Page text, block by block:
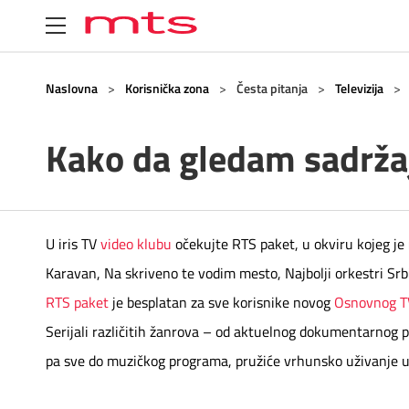
Ponuda uređaja
Predstavljamo brendove
Specijalna ponuda
O Mobilnoj
Pripejd
Usluge
5G
O BOX paketima
BOX 3
BOX 2
BOX sa m:SAT TV
O Internetu
Mobilni internet
Usluge
O Televiziji
Dodatni TV paketi
TV kanali
Programska šema
Telefonska linija
Korisnička zona
Digi svet
Program lojalnosti
Telefonski imenik
Naslovna > Korisnička zona > Česta pitanja > Televizija >
Kako da gledam
U iris TVvideo klubu očekujte RTS paket, u okviru kojeg
Karavan, Na skriveno te vodim mesto, Najbolji orkestri
RTS paket je besplatan za sve korisnike novog Osnovnog
Serijali različitih žanrova – od aktuelnog dokumentarnog
pa sve do muzičkog programa, pružiće vrhunsko uživanje